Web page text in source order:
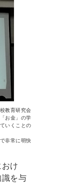
教育研究会
お金」の学
いくことの
非常に明快
おけ
識を与